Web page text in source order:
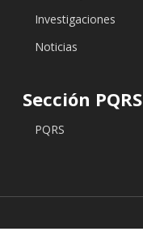
Investigaciones
Noticias
Sección PQRS
PQRS